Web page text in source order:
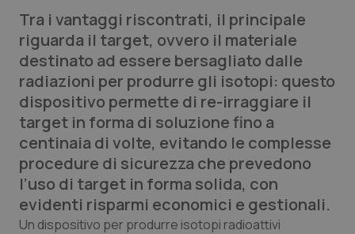
Lettere al direttore
Edizioni Regionali
QS Pro
Professionisti Sanitari.AI
Abruzzo
Basilicata
QS Pro Gold
Artrite & artrosi
QS Club Newsletter
Tra i vantaggi riscontrati, il principale
riguarda il target, ovvero il materiale
destinato ad essere bersagliato dalle
radiazioni per produrre gli isotopi: questo
dispositivo permette di re-irraggiare il
target in forma di soluzione fino a
centinaia di volte, evitando le complesse
procedure di sicurezza che prevedono
l’uso di target in forma solida, con
evidenti risparmi economici e gestionali.
Un dispositivo per produrre isotopi radioattivi